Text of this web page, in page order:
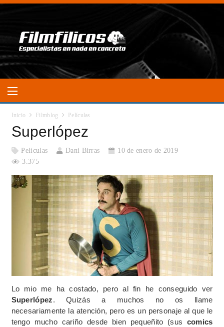
Inicio Filmblog Películas
Superlópez
Películas Dani Birras
10 de enero de 2019
3.375
Lo mio me ha costado, pero al fin he conseguido ver
Superlópez. Quizás a muchos no os llame
necesariamente la atención, pero es un personaje al que le
tengo mucho cariño desde bien pequeñito (sus comics